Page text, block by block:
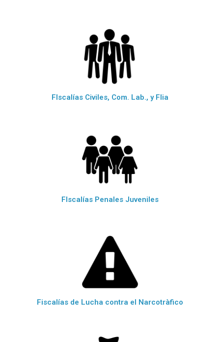
FIscalías Civiles, Com. Lab., y Flia
FIscalías Penales Juveniles
Fiscalías de Lucha contra el Narcotràfico